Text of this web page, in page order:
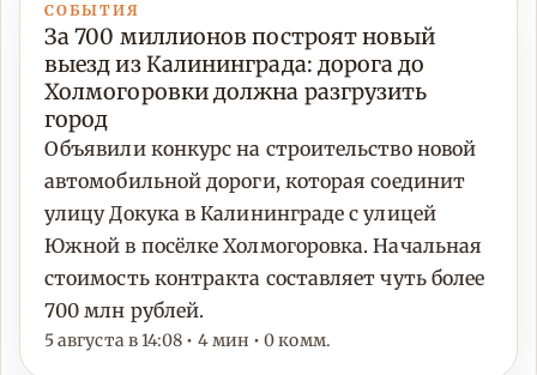
СОБЫТИЯ
За 700 миллионов построят новый
выезд из Калининграда: дорога до
Холмогоровки должна разгрузить
город
Объявили конкурс на строительство новой
автомобильной дороги, которая соединит
улицу Докука в Калининграде с улицей
Южной в посёлке Холмогоровка. Начальная
стоимость контракта составляет чуть более
700 млн рублей.
5 августа в 14:08 • 4 мин • 0 комм.